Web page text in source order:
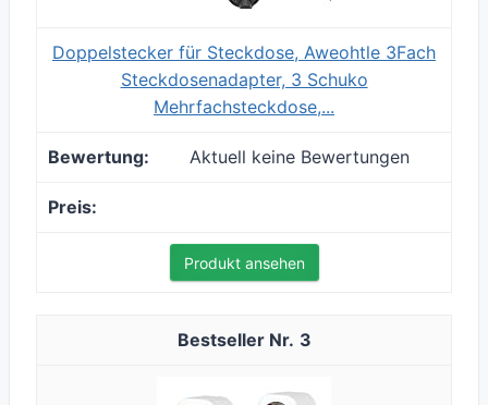
Doppelstecker für Steckdose, Aweohtle 3Fach
Steckdosenadapter, 3 Schuko
Mehrfachsteckdose,...
Aktuell keine Bewertungen
Produkt ansehen
3